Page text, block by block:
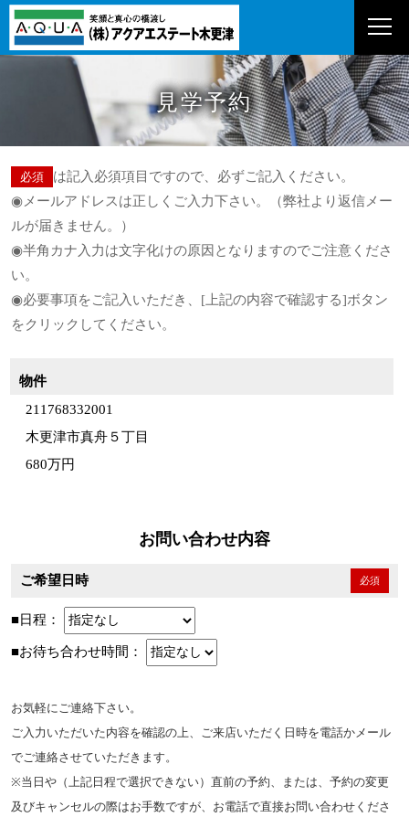
見学予約
必須
は記入必須項目ですので、必ずご記入ください。
◉メールアドレスは正しくご入力下さい。（弊社より返信メー
ルが届きません。）
◉半角カナ入力は文字化けの原因となりますのでご注意くださ
い。
◉必要事項をご記入いただき、[上記の内容で確認する]ボタン
をクリックしてください。
211768332001
木更津市真舟５丁目
680万円
お問い合わせ内容
ご希望日時 必須
■日程：
■お待ち合わせ時間：
お気軽にご連絡下さい。
ご入力いただいた内容を確認の上、ご来店いただく日時を電話かメール
でご連絡させていただきます。
※当日や（上記日程で選択できない）直前の予約、または、予約の変更
及びキャンセルの際はお手数ですが、お電話で直接お問い合わせくださ